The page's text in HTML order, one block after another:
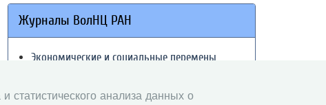
Журналы ВолНЦ РАН
Экономические и социальные перемены
Вопросы территориального развития
статистического анализа данных о